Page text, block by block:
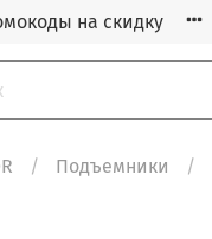
на скидку
Подъемники